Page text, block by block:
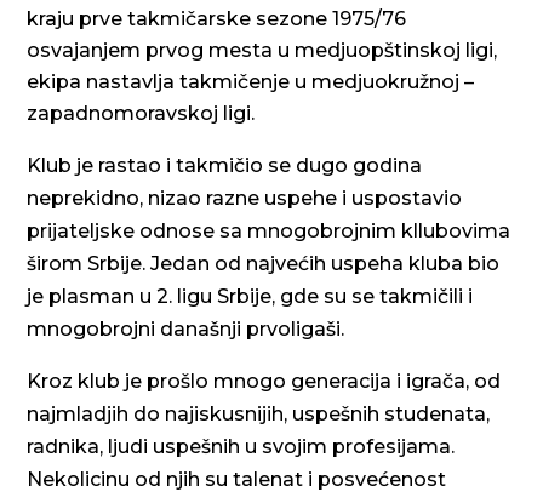
kraju prve takmičarske sezone 1975/76
osvajanjem prvog mesta u medjuopštinskoj ligi,
ekipa nastavlja takmičenje u medjuokružnoj –
zapadnomoravskoj ligi.
Klub je rastao i takmičio se dugo godina
neprekidno, nizao razne uspehe i uspostavio
prijateljske odnose sa mnogobrojnim kllubovima
širom Srbije. Jedan od najvećih uspeha kluba bio
je plasman u 2. ligu Srbije, gde su se takmičili i
mnogobrojni današnji prvoligaši.
Kroz klub je prošlo mnogo generacija i igrača, od
najmladjih do najiskusnijih, uspešnih studenata,
radnika, ljudi uspešnih u svojim profesijama.
Nekolicinu od njih su talenat i posvećenost